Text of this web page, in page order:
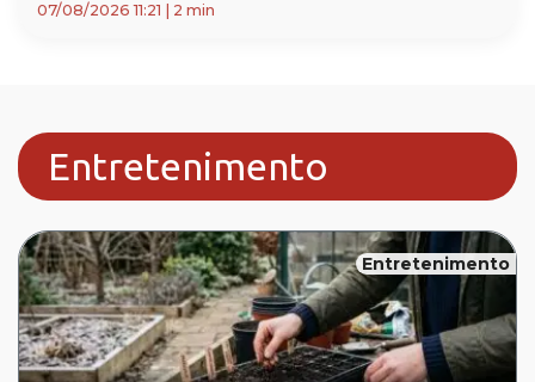
07/08/2026 11:21 2 min
Entretenimento
Entretenimento